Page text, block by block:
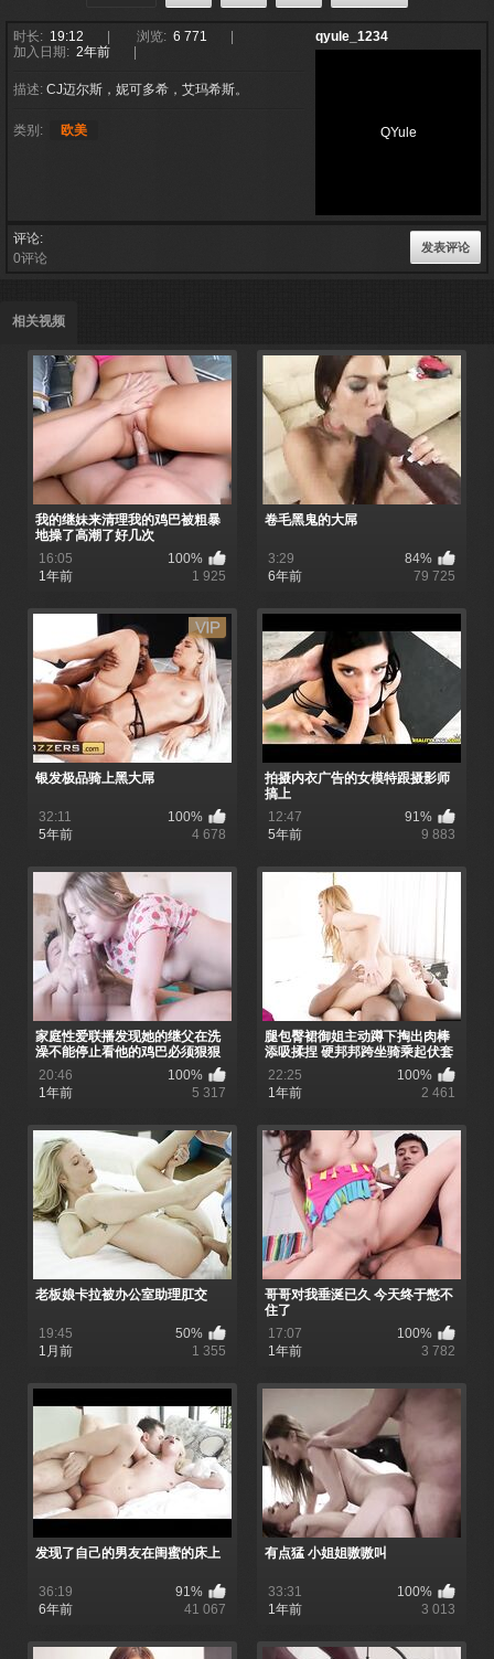
qyule_1234
QYule
时长: 19:12 浏览: 6 771
加入日期: 2年前
描述: CJ迈尔斯，妮可多希，艾玛希斯。
类别: 欧美
发表评论
评论
0评论
相关视频
我的继妹来清理我的鸡巴被粗暴
地操了高潮了好几次
16:05
100%
1年前
1 925
卷毛黑鬼的大屌
3:29
84%
6年前
79 725
银发极品骑上黑大屌
32:11
100%
5年前
4 678
拍摄内衣广告的女模特跟摄影师
搞上
12:47
91%
5年前
9 883
家庭性爱联播发现她的继父在洗
澡不能停止看他的鸡巴必须狠狠
的惩罚内射骚逼
20:46
100%
1年前
5 317
腿包臀裙御姐主动蹲下掏出肉棒
添吸揉捏 硬邦邦跨坐骑乘起伏套
弄吟叫
22:25
100%
1年前
2 461
老板娘卡拉被办公室助理肛交
19:45
50%
1月前
1 355
哥哥对我垂涎已久 今天终于憋不
住了
17:07
100%
1年前
3 782
发现了自己的男友在闺蜜的床上
36:19
91%
6年前
41 067
有点猛 小姐姐嗷嗷叫
33:31
100%
1年前
3 013